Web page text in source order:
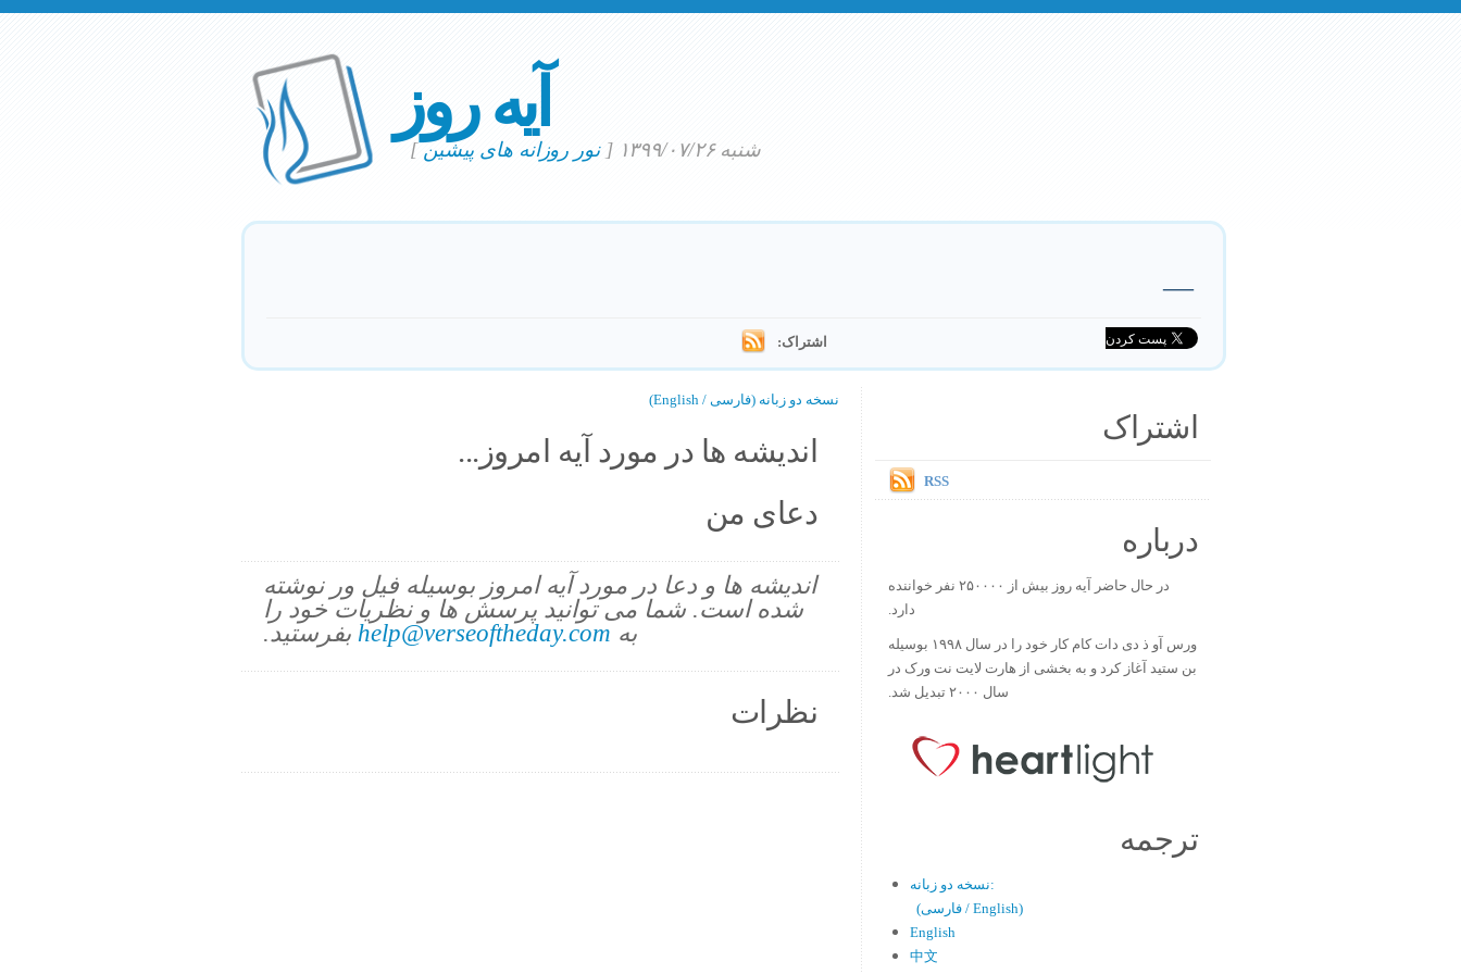
آیه روز
شنبه ۱۳۹۹/۰۷/۲۶ [نور روزانه های پیشین]
—
اشتراک:
نسخه دو زبانه (فارسی / English)
اندیشه ها در مورد آیه امروز...
دعای من
اندیشه ها و دعا در مورد آیه امروز بوسیله فیل ور نوشته
شده است. شما می توانید پرسش ها و نظریات خود را
بهhelp@verseoftheday.com بفرستید.
نظرات
اشتراک
RSS
درباره
در حال حاضر آیه روز بیش از ۲۵۰۰۰۰ نفر خواننده
دارد.
ورس آو ذ دی دات کام کار خود را در سال ۱۹۹۸ بوسیله
بن ستید آغاز کرد و به بخشی از هارت لایت نت ورک در
سال ۲۰۰۰ تبدیل شد.
ترجمه
نسخه دو زبانه:
(فارسی / English)
English
中文